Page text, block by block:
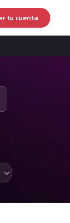
tu cuenta